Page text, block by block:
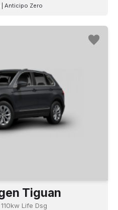
| Anticipo Zero
Tiguan
Life Dsg